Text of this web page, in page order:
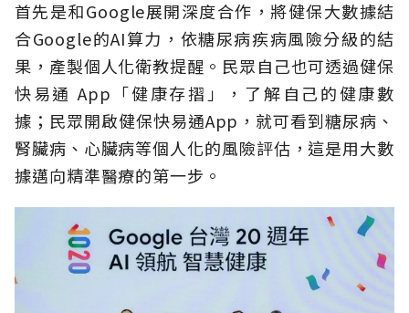
首先是和Google展開深度合作，將健保大數據結
合Google的AI算力，依糖尿病疾病風險分級的結
果，產製個人化衛教提醒。民眾自己也可透過健保
快易通 App「健康存摺」，了解自己的健康數
據；民眾開啟健保快易通App，就可看到糖尿病、
腎臟病、心臟病等個人化的風險評估，這是用大數
據邁向精準醫療的第一步。